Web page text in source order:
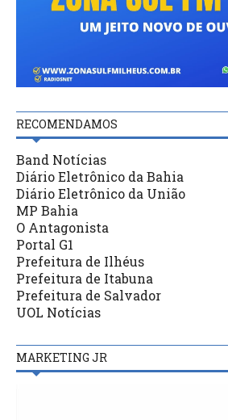
RECOMENDAMOS
Band Notícias
Diário Eletrônico da Bahia
Diário Eletrônico da União
MP Bahia
O Antagonista
Portal G1
Prefeitura de Ilhéus
Prefeitura de Itabuna
Prefeitura de Salvador
UOL Notícias
MARKETING JR